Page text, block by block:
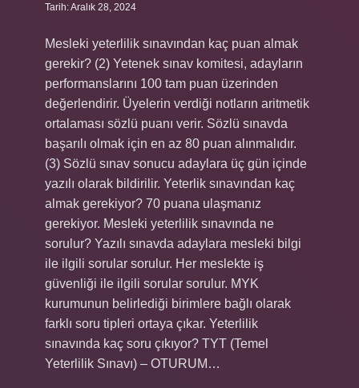
Tarih: Aralık 28, 2024
Mesleki yeterlilik sınavından kaç puan almak
gerekir? (2) Yetenek sınav komitesi, adayların
performanslarını 100 tam puan üzerinden
değerlendirir. Üyelerin verdiği notların aritmetik
ortalaması sözlü puanı verir. Sözlü sınavda
başarılı olmak için en az 80 puan alınmalıdır.
(3) Sözlü sınav sonucu adaylara üç gün içinde
yazılı olarak bildirilir. Yeterlik sınavından kaç
almak gerekiyor? 70 puana ulaşmanız
gerekiyor. Mesleki yeterlilik sınavında ne
sorulur? Yazılı sınavda adaylara mesleki bilgi
ile ilgili sorular sorulur. Her meslekte iş
güvenliği ile ilgili sorular sorulur. MYK
kurumunun belirlediği birimlere bağlı olarak
farklı soru tipleri ortaya çıkar. Yeterlilik
sınavında kaç soru çıkıyor? TYT (Temel
Yeterlilik Sınavı) – OTURUM…